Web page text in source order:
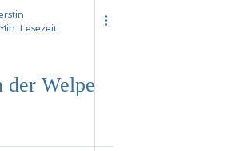
Lesezeit
der Welpe